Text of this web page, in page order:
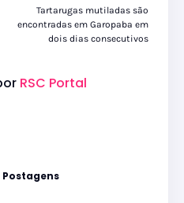
Tartarugas mutiladas são
encontradas em Garopaba em
dois dias consecutivos
RSC Portal
Postagens